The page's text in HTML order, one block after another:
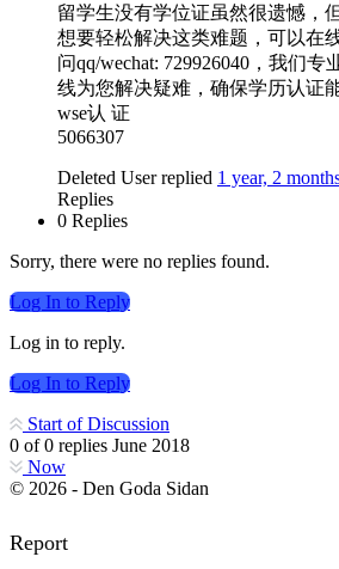
留学生没有学位证虽然很遗憾，
想要轻松解决这类难题，可以在
问qq/wechat: 729926040，我们
线为您解决疑难，确保学历认证
wse认 证
5066307
Deleted User replied 1 year, 2
Replies
0 Replies
Sorry, there were no replies found.
Log In to Reply
Log in to reply.
Log In to Reply
Start of Discussion
0 of0 replies June 2018
Now
© 2026 - Den Goda Sidan
Report